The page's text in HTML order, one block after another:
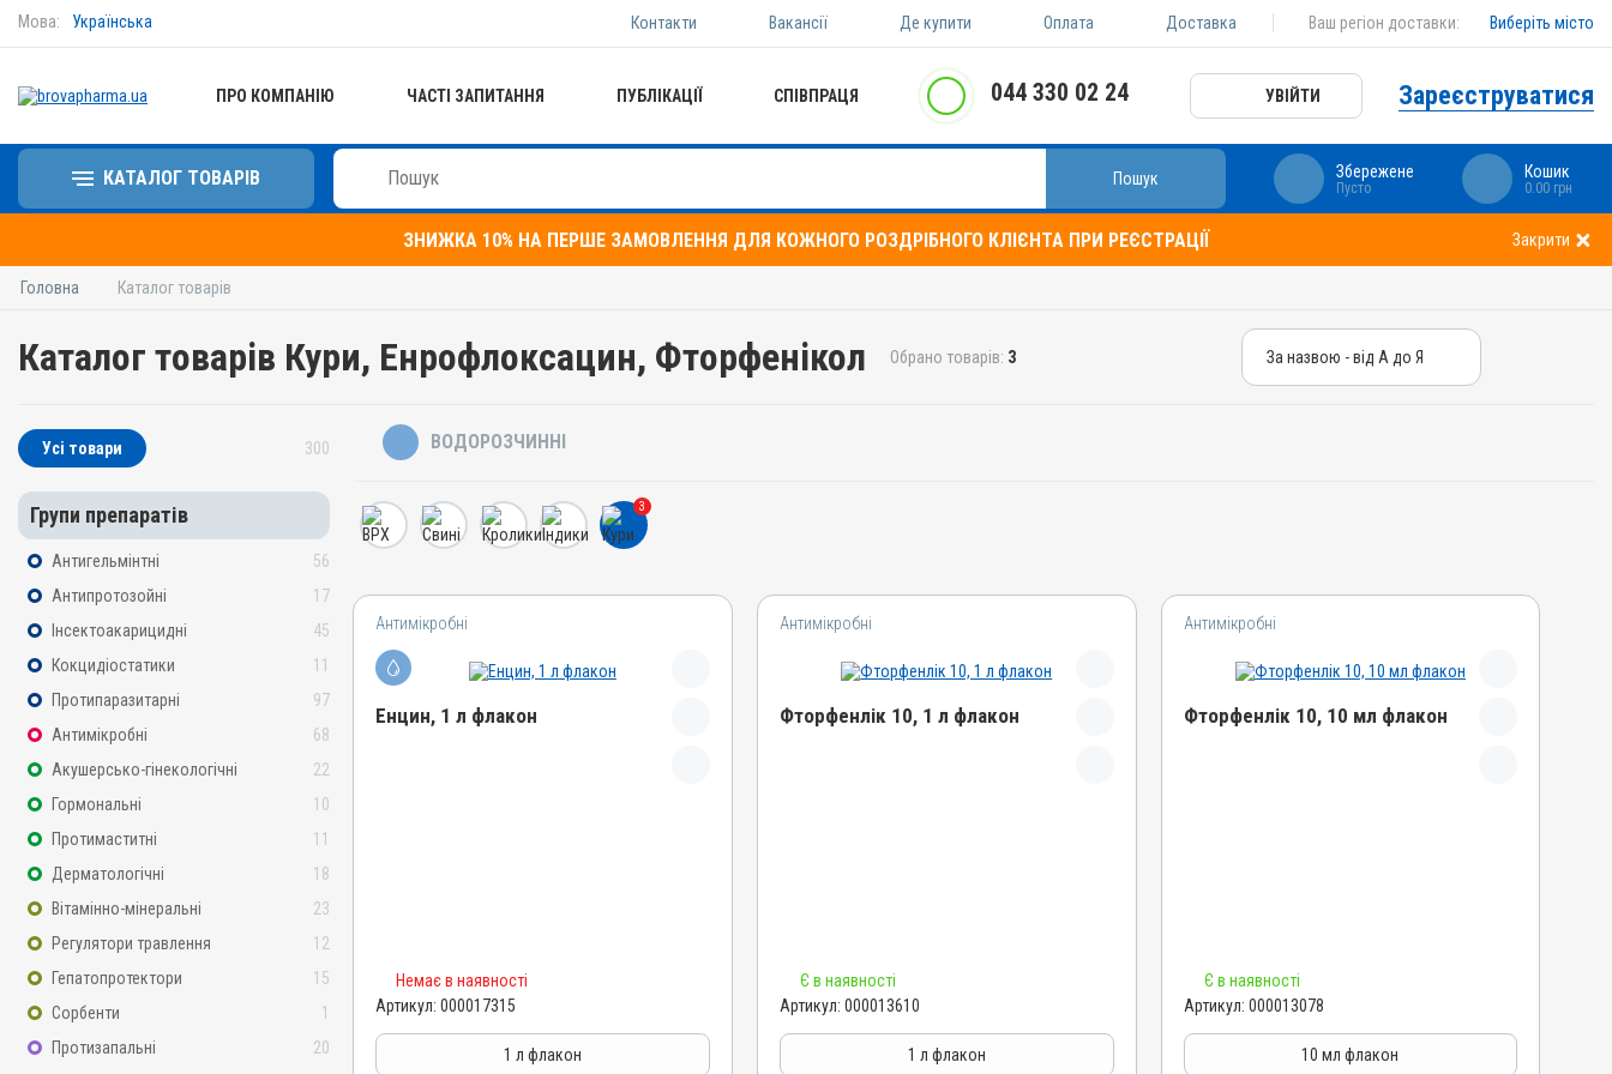
Мова: Українська Контакти Вакансії Де купити Оплата Доставка Ваш регіон доставки: Виберіть місто
ПРО КОМПАНІЮ ЧАСТІ ЗАПИТАННЯ ПУБЛІКАЦІЇ СПІВПРАЦЯ 044 330 02 24 УВІЙТИ Зареєструватися
КАТАЛОГ ТОВАРІВ Пошук Збережене
Пусто
Кошик
0.00 грн
ЗНИЖКА 10% НА ПЕРШЕ ЗАМОВЛЕННЯ ДЛЯ КОЖНОГО РОЗДРІБНОГО КЛІЄНТА ПРИ РЕЄСТРАЦІЇ Закрити
Головна Каталог товарів
Каталог товарів Кури, Енрофлоксацин, Фторфенікол Обрано товарів: 3 За назвою - від А до Я
Усі товари 300
Групи препаратів
Антигельмінтні
56
Антипротозойні
17
Інсектоакарицидні
45
Кокцидіостатики
11
Протипаразитарні
97
Антимікробні
68
Акушерсько-гінекологічні
22
Гормональні
10
Протимаститні
11
Дерматологічні
18
Вітамінно-мінеральні
23
Регулятори травлення
12
Гепатопротектори
15
Сорбенти
1
Протизапальні
20
ВОДОРОЗЧИННІ
3
Антимікробні
Енцин, 1 л флакон
АВ-09454-01-21
Немає в наявності
Артикул: 000017315
1 л флакон
Антимікробні
Фторфенлік 10, 1 л флакон
AB-06120-01-15
Є в наявності
Артикул: 000013610
1 л флакон
Антимікробні
Фторфенлік 10, 10 мл флакон
AB-06120-01-15
Є в наявності
Артикул: 000013078
10 мл флакон